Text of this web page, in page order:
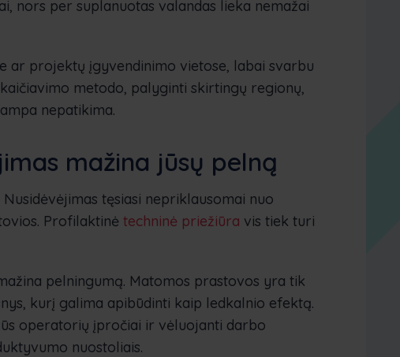
nors per suplanuotas valandas lieka nemažai
ar projektų įgyvendinimo vietose, labai svarbu
metodo, palyginti skirtingų regionų,
nepatikima.
mažina jūsų pelną
tęsiasi nepriklausomai nuo
Profilaktinė techninė priežiūra vis tiek turi
pelningumą. Matomos prastovos yra tik
kurį galima apibūdinti kaip ledkalnio efektą.
operatorių įpročiai ir vėluojanti darbo
nuostoliais.